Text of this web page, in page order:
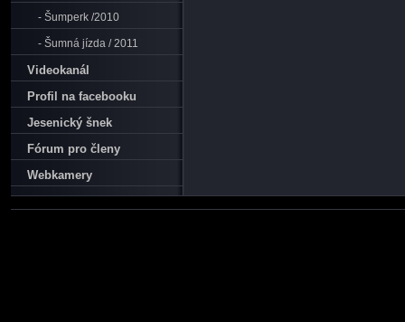
- Šumperk /2010
- Šumná jízda / 2011
Videokanál
Profil na facebooku
Jesenický šnek
Fórum pro členy
Webkamery